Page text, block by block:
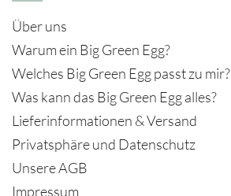
Über uns
Warum ein Big Green Egg?
Welches Big Green Egg passt zu mir?
Was kann das Big Green Egg alles?
Lieferinformationen & Versand
Privatsphäre und Datenschutz
Unsere AGB
Impressum